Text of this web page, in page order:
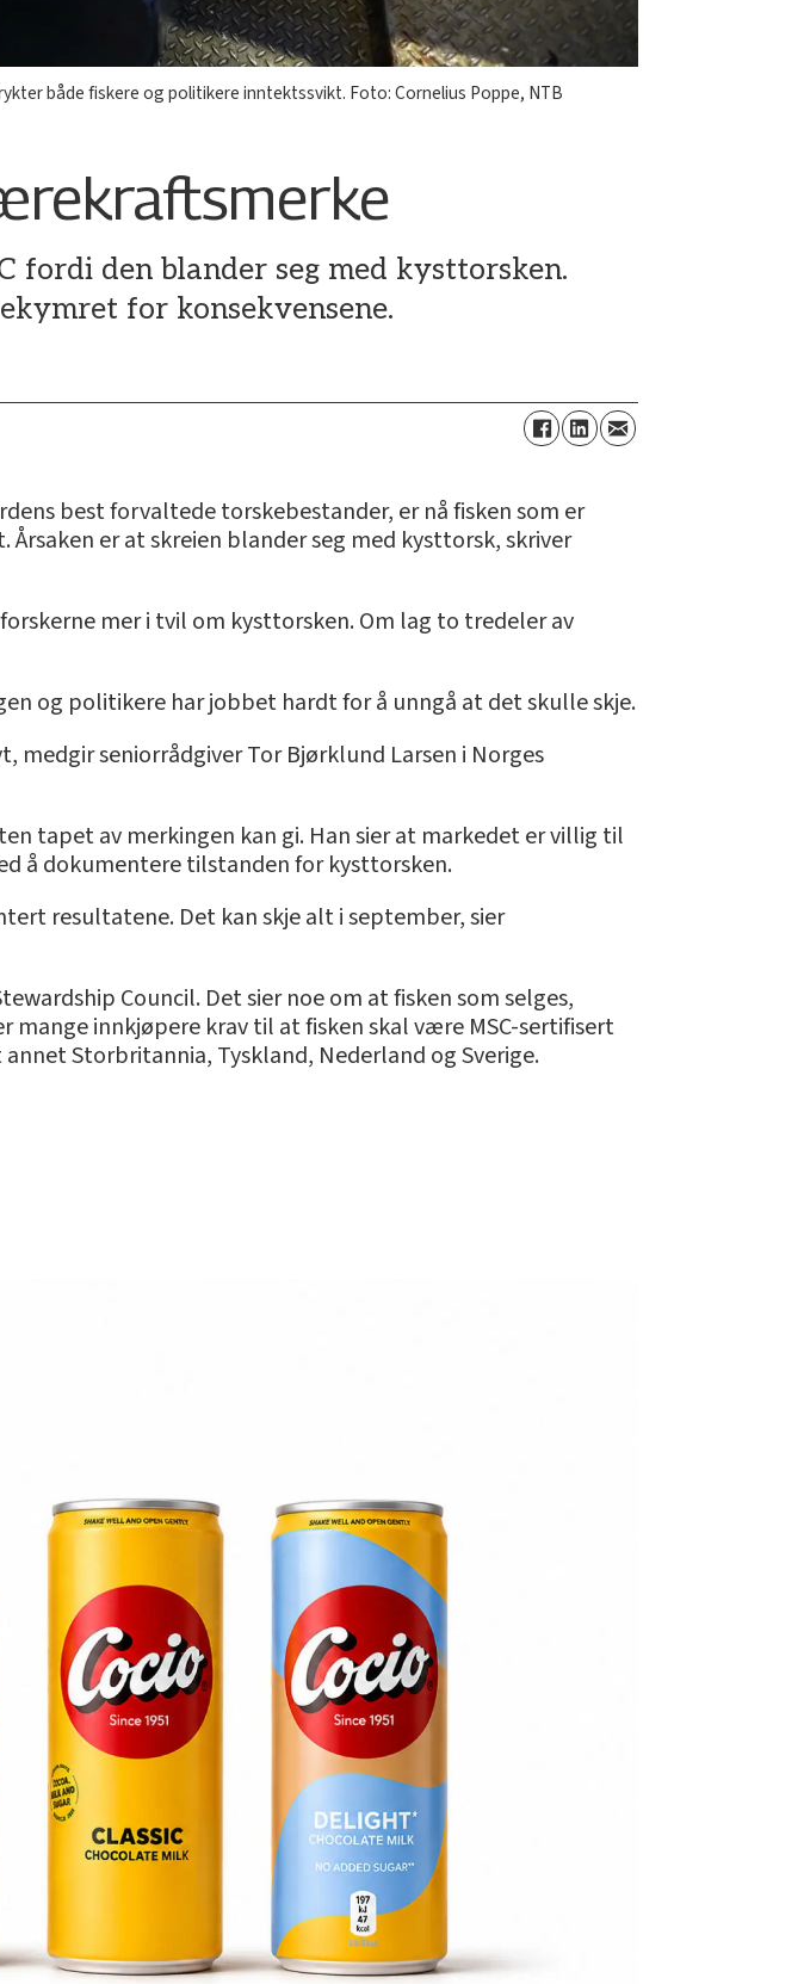
både fiskere og politikere inntektssvikt. Foto: Cornelius Poppe, NTB
den blander seg med kysttorsken.
for konsekvensene.
best forvaltede torskebestander, er nå fisken som er
er at skreien blander seg med kysttorsk, skriver
mer i tvil om kysttorsken. Om lag to tredeler av
og politikere har jobbet hardt for å unngå at det skulle skje.
medgir seniorrådgiver Tor Bjørklund Larsen i Norges
tapet av merkingen kan gi. Han sier at markedet er villig til
å dokumentere tilstanden for kysttorsken.
resultatene. Det kan skje alt i september, sier
Council. Det sier noe om at fisken som selges,
innkjøpere krav til at fisken skal være MSC-sertifisert
Storbritannia, Tyskland, Nederland og Sverige.